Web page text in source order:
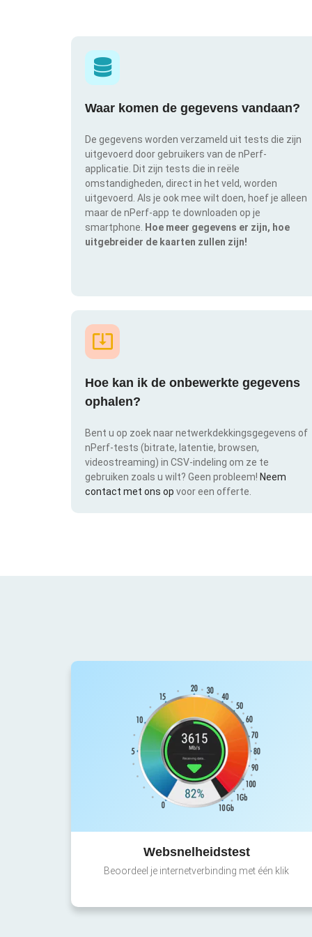
Waar komen de gegevens vandaan?
De gegevens worden verzameld uit tests die zijn
uitgevoerd door gebruikers van de nPerf-
applicatie. Dit zijn tests die in reële
omstandigheden, direct in het veld, worden
uitgevoerd. Als je ook mee wilt doen, hoef je alleen
maar de nPerf-app te downloaden op je
smartphone.
Hoe meer gegevens er zijn, hoe
uitgebreider de kaarten zullen zijn!
Hoe kan ik de onbewerkte gegevens
ophalen?
Bent u op zoek naar netwerkdekkingsgegevens of
nPerf-tests (bitrate, latentie, browsen,
videostreaming) in CSV-indeling om ze te
gebruiken zoals u wilt? Geen probleem! Neem
contact met ons op voor een offerte.
Websnelheidstest
Beoordeel je internetverbinding met één klik